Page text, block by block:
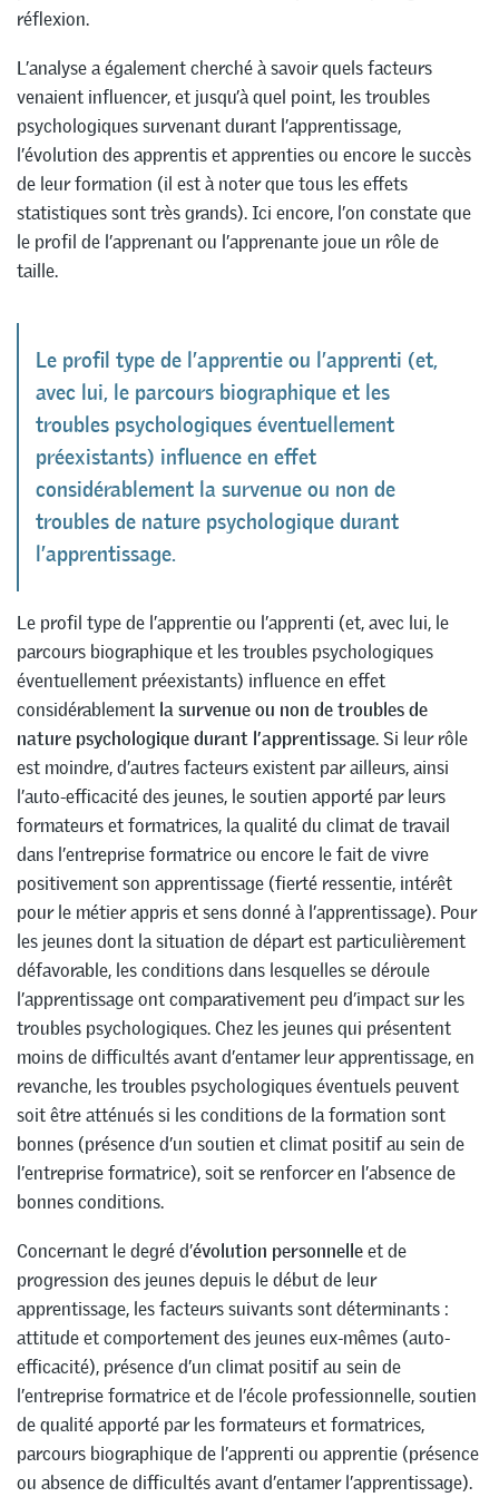
réflexion.
L’analyse a également cherché à savoir quels facteurs
venaient influencer, et jusqu’à quel point, les troubles
psychologiques survenant durant l’apprentissage,
l’évolution des apprentis et apprenties ou encore le succès
de leur formation (il est à noter que tous les effets
statistiques sont très grands). Ici encore, l’on constate que
le profil de l’apprenant ou l’apprenante joue un rôle de
taille.
Le profil type de l’apprentie ou l’apprenti (et,
avec lui, le parcours biographique et les
troubles psychologiques éventuellement
préexistants) influence en effet
considérablement la survenue ou non de
troubles de nature psychologique durant
l’apprentissage.
Le profil type de l’apprentie ou l’apprenti (et, avec lui, le
parcours biographique et les troubles psychologiques
éventuellement préexistants) influence en effet
considérablement la survenue ou non de troubles de
nature psychologique durant l’apprentissage. Si leur rôle
est moindre, d’autres facteurs existent par ailleurs, ainsi
l’auto-efficacité des jeunes, le soutien apporté par leurs
formateurs et formatrices, la qualité du climat de travail
dans l’entreprise formatrice ou encore le fait de vivre
positivement son apprentissage (fierté ressentie, intérêt
pour le métier appris et sens donné à l’apprentissage). Pour
les jeunes dont la situation de départ est particulièrement
défavorable, les conditions dans lesquelles se déroule
l’apprentissage ont comparativement peu d’impact sur les
troubles psychologiques. Chez les jeunes qui présentent
moins de difficultés avant d’entamer leur apprentissage, en
revanche, les troubles psychologiques éventuels peuvent
soit être atténués si les conditions de la formation sont
bonnes (présence d’un soutien et climat positif au sein de
l’entreprise formatrice), soit se renforcer en l’absence de
bonnes conditions.
Concernant le degré d’évolution personnelleet de
progression des jeunes depuis le début de leur
apprentissage, les facteurs suivants sont déterminants :
attitude et comportement des jeunes eux-mêmes (auto-
efficacité), présence d’un climat positif au sein de
l’entreprise formatrice et de l’école professionnelle, soutien
de qualité apporté par les formateurs et formatrices,
parcours biographique de l’apprenti ou apprentie (présence
ou absence de difficultés avant d’entamer l’apprentissage).